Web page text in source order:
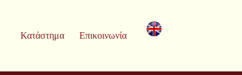
Κατάστημα Επικοινωνία